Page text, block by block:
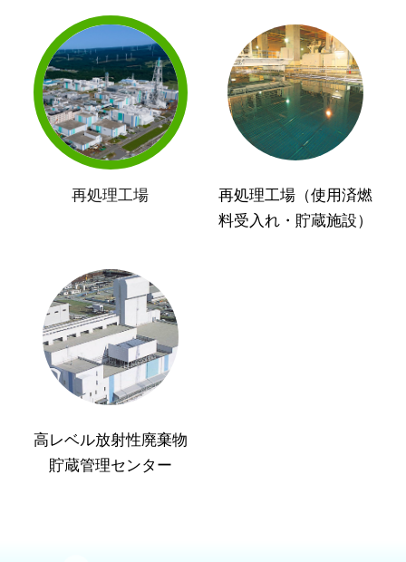
再処理工場
再処理工場（使用済燃
料受入れ・貯蔵施設）
高レベル放射性廃棄物
貯蔵管理センター